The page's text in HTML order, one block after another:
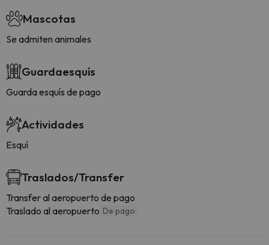
Mascotas
Se admiten animales
Guardaesquís
Guarda esquís de pago
Actividades
Esquí
Traslados/Transfer
Transfer al aeropuerto de pago
Traslado al aeropuerto De pago